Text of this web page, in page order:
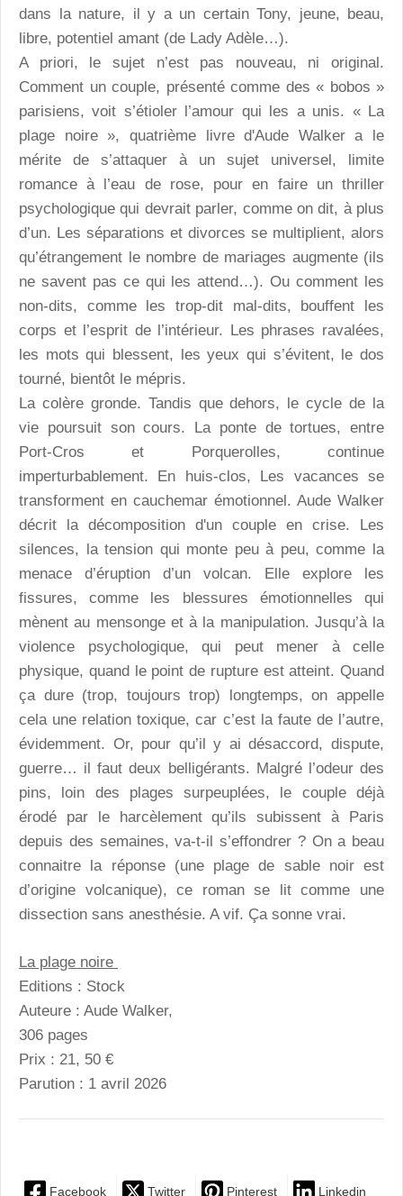
dans la nature, il y a un certain Tony, jeune, beau,
libre, potentiel amant (de Lady Adèle…).
A priori, le sujet n’est pas nouveau, ni original.
Comment un couple, présenté comme des « bobos »
parisiens, voit s’étioler l’amour qui les a unis. « La
plage noire », quatrième livre d'Aude Walker a le
mérite de s’attaquer à un sujet universel, limite
romance à l’eau de rose, pour en faire un thriller
psychologique qui devrait parler, comme on dit, à plus
d’un. Les séparations et divorces se multiplient, alors
qu’étrangement le nombre de mariages augmente (ils
ne savent pas ce qui les attend…). Ou comment les
non-dits, comme les trop-dit mal-dits, bouffent les
corps et l’esprit de l’intérieur. Les phrases ravalées,
les mots qui blessent, les yeux qui s’évitent, le dos
tourné, bientôt le mépris.
La colère gronde. Tandis que dehors, le cycle de la
vie poursuit son cours. La ponte de tortues, entre
Port-Cros et Porquerolles, continue
imperturbablement. En huis-clos, Les vacances se
transforment en cauchemar émotionnel. Aude Walker
décrit la décomposition d'un couple en crise. Les
silences, la tension qui monte peu à peu, comme la
menace d’éruption d’un volcan. Elle explore les
fissures, comme les blessures émotionnelles qui
mènent au mensonge et à la manipulation. Jusqu’à la
violence psychologique, qui peut mener à celle
physique, quand le point de rupture est atteint. Quand
ça dure (trop, toujours trop) longtemps, on appelle
cela une relation toxique, car c’est la faute de l’autre,
évidemment. Or, pour qu’il y ai désaccord, dispute,
guerre… il faut deux belligérants. Malgré l’odeur des
pins, loin des plages surpeuplées, le couple déjà
érodé par le harcèlement qu’ils subissent à Paris
depuis des semaines, va-t-il s’effondrer ? On a beau
connaitre la réponse (une plage de sable noir est
d’origine volcanique), ce roman se lit comme une
dissection sans anesthésie. A vif. Ça sonne vrai.
La plage noire
Editions : Stock
Auteure : Aude Walker,
306 pages
Prix : 21, 50 €
Parution : 1 avril 2026
Facebook Twitter Pinterest Linkedin